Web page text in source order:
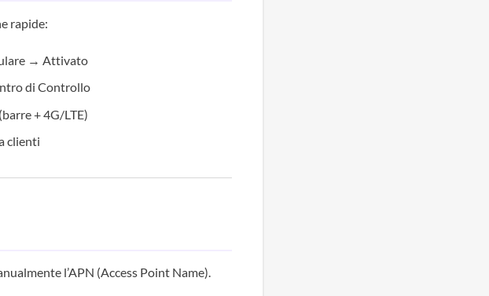
rapide:
→ Attivato
di Controllo
+ 4G/LTE)
clienti
l’APN (Access Point Name).